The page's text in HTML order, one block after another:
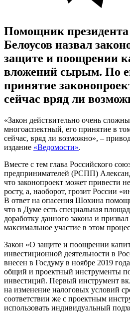
Помощник
Белоусов назвал
защите и поощрении
вложений сырым. По
принятие
сейчас вряд ли
«Закон действительно очень
многоаспектный, его принятие в
сейчас, вряд ли возможно», –
издание «Ведомости».
Вместе с тем глава Российского
предпринимателей (РСПП)
что законопроект может привести
росту, а, наоборот, грозит России
В ответ на опасения Шохина
что в Думе есть специальная
доработку данного закона и
максимальное участие в этом
Закон «О защите и поощрении
инвестиционной деятельности в
внесен в Госдуму в ноябре 2019
общий и проектный инструменты
инвестиций. Первый инструмент
на изменение налоговых условий
соответствии же с проектным
использовать индивидуальный